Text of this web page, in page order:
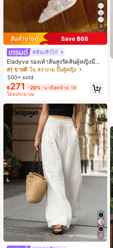
5
Save ฿68
#ส้นเท้าไก่
Eladyva รองเท้าส้นสูงรัดส้นผู้หญิงมีดอ
กไม้ประดับตาข่ายเสริมและสามารถสว
มได้สองแบบ ส้นสูง 7 ซม. รูปแบบโรมัน
หรูหรา ส้นเข็ม ลุคเทพนิยาย
#1 ขายดี ใน สง่างาม ปั๊มผู้หญิง
500+ sold
฿271 -20% นาทีสุดท้าย 18
โดยประมาณ
11